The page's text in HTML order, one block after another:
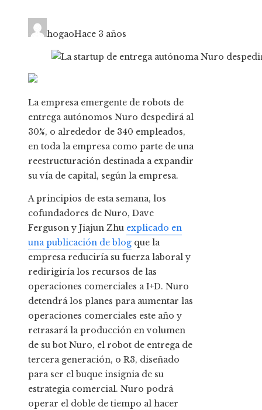
hogaoHace 3 años
La empresa emergente de robots de
entrega autónomos Nuro despedirá al
30%, o alrededor de 340 empleados,
en toda la empresa como parte de una
reestructuración destinada a expandir
su vía de capital, según la empresa.
A principios de esta semana, los
cofundadores de Nuro, Dave
Ferguson y Jiajun Zhu explicado en
una publicación de blog que la
empresa reduciría su fuerza laboral y
redirigiría los recursos de las
operaciones comerciales a I+D. Nuro
detendrá los planes para aumentar las
operaciones comerciales este año y
retrasará la producción en volumen
de su bot Nuro, el robot de entrega de
tercera generación, o R3, diseñado
para ser el buque insignia de su
estrategia comercial. Nuro podrá
operar el doble de tiempo al hacer